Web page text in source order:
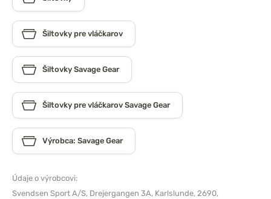
Šiltovky pre vláčkarov
Šiltovky Savage Gear
Šiltovky pre vláčkarov Savage Gear
Výrobca: Savage Gear
Údaje o výrobcovi:
Svendsen Sport A/S, Drejergangen 3A, Karlslunde, 2690,